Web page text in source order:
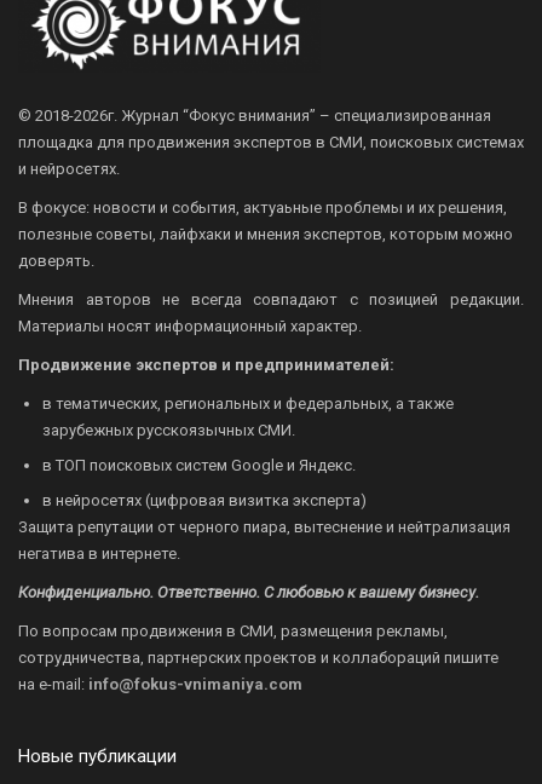
© 2018-2026г. Журнал “Фокус внимания” – специализированная
площадка для продвижения экспертов в СМИ, поисковых системах
и нейросетях.
В фокусе: новости и события, актуаьные проблемы и их решения,
полезные советы, лайфхаки и мнения экспертов, которым можно
доверять.
Мнения авторов не всегда совпадают с позицией редакции.
Материалы носят информационный характер.
Продвижение экспертов и предпринимателей:
в тематических, региональных и федеральных, а также
зарубежных русскоязычных СМИ.
в ТОП поисковых систем Google и Яндекс.
в нейросетях (цифровая визитка эксперта)
Защита репутации от черного пиара, вытеснение и нейтрализация
негатива в интернете.
Конфиденциально. Ответственно. С любовью к вашему бизнесу.
По вопросам продвижения в СМИ, размещения рекламы,
сотрудничества, партнерских проектов и коллабораций пишите
на e-mail: info@fokus-vnimaniya.com
Новые публикации